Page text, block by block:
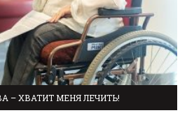
– ХВАТИТ МЕНЯ ЛЕЧИТЬ!